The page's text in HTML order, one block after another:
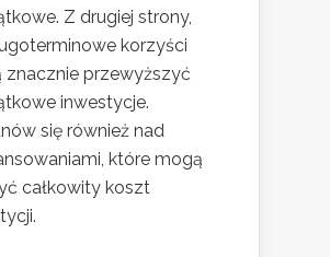
Z drugiej strony,
korzyści
znacznie przewyższyć
inwestycje.
się również nad
które mogą
całkowity koszt